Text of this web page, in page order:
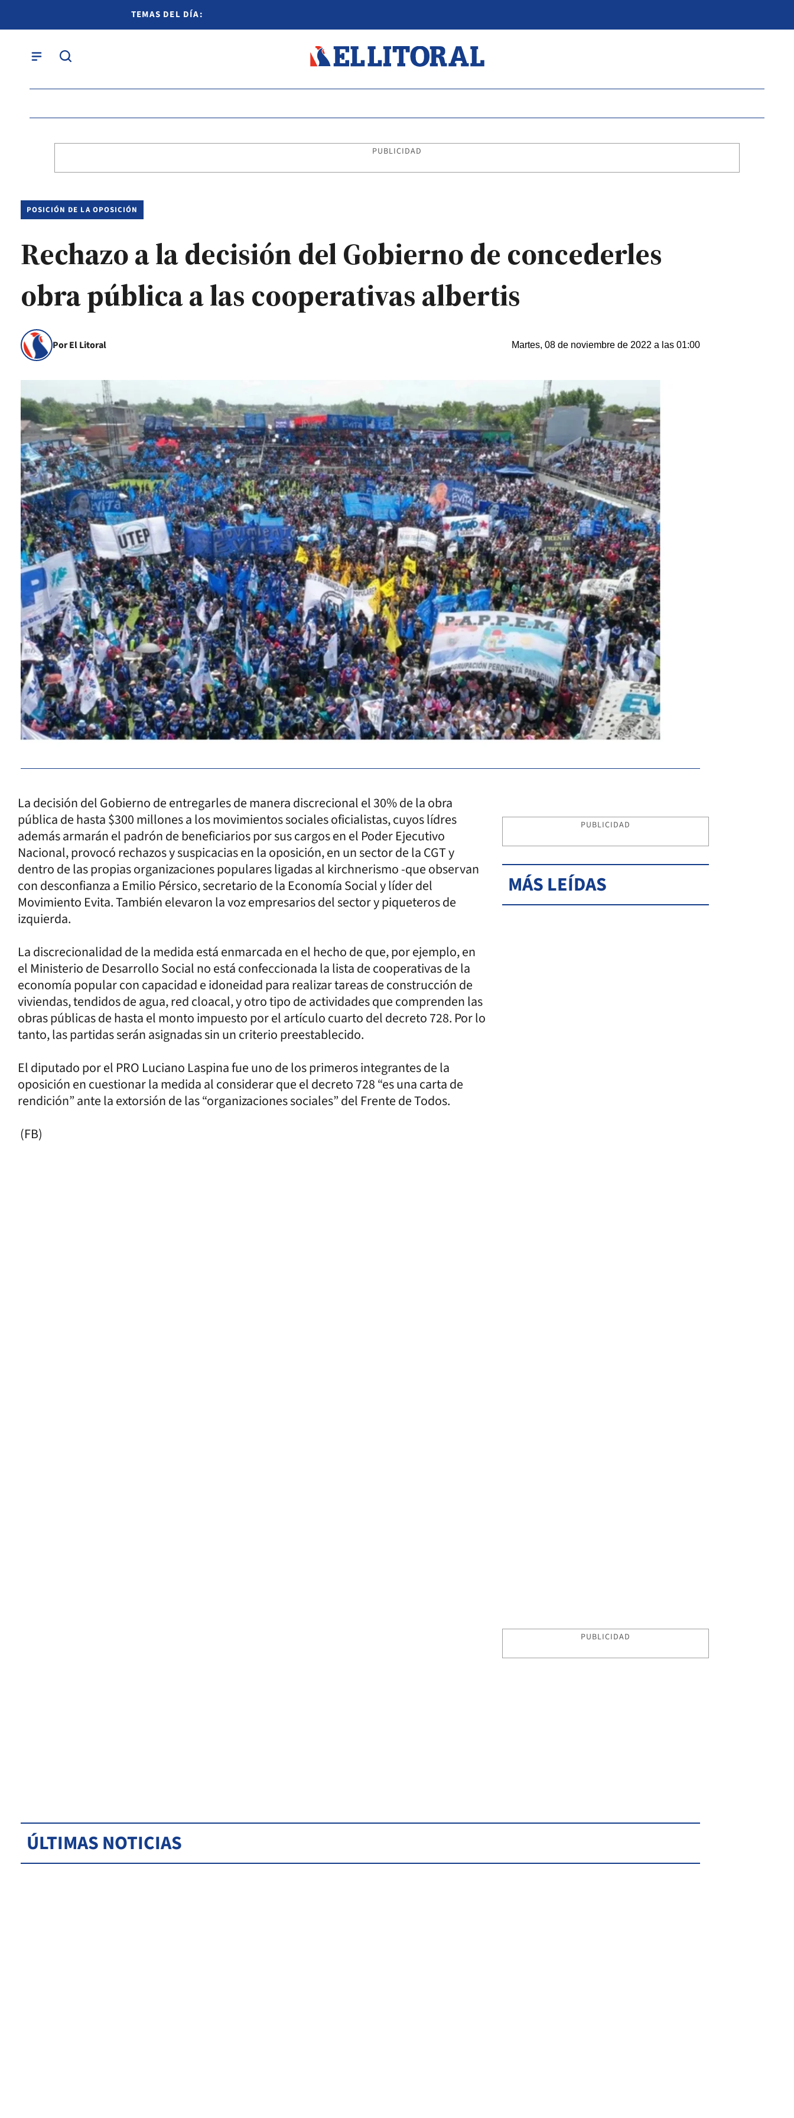
TEMAS DEL DÍA:
PUBLICIDAD
POSICIÓN DE LA OPOSICIÓN
Rechazo a la decisión del Gobierno de concederles
obra pública a las cooperativas albertis
Por El Litoral Martes, 08 de noviembre de 2022 a las 01:00
La decisión del Gobierno de entregarles de manera discrecional el 30% de la obra
pública de hasta $300 millones a los movimientos sociales oficialistas, cuyos lídres
además armarán el padrón de beneficiarios por sus cargos en el Poder Ejecutivo
Nacional, provocó rechazos y suspicacias en la oposición, en un sector de la CGT y
dentro de las propias organizaciones populares ligadas al kirchnerismo -que observan
con desconfianza a Emilio Pérsico, secretario de la Economía Social y líder del
Movimiento Evita. También elevaron la voz empresarios del sector y piqueteros de
izquierda.
La discrecionalidad de la medida está enmarcada en el hecho de que, por ejemplo, en
el Ministerio de Desarrollo Social no está confeccionada la lista de cooperativas de la
economía popular con capacidad e idoneidad para realizar tareas de construcción de
viviendas, tendidos de agua, red cloacal, y otro tipo de actividades que comprenden las
obras públicas de hasta el monto impuesto por el artículo cuarto del decreto 728. Por lo
tanto, las partidas serán asignadas sin un criterio preestablecido.
El diputado por el PRO Luciano Laspina fue uno de los primeros integrantes de la
oposición en cuestionar la medida al considerar que el decreto 728 “es una carta de
rendición” ante la extorsión de las “organizaciones sociales” del Frente de Todos.
(FB)
PUBLICIDAD
MÁS LEÍDAS
PUBLICIDAD
ÚLTIMAS NOTICIAS